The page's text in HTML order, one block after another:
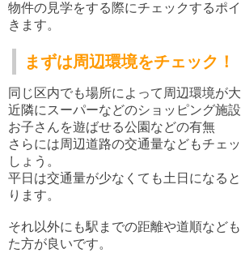
物件の見学をする際にチェックするポ
きます。
まずは周辺環境をチェック！
同じ区内でも場所によって周辺環境が
近隣にスーパーなどのショッピング施
お子さんを遊ばせる公園などの有無
さらには周辺道路の交通量などもチェ
しょう。
平日は交通量が少なくても土日になる
ります。
それ以外にも駅までの距離や道順など
た方が良いです。